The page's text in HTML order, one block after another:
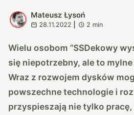
M
Mateusz Łysoń
28.11.2022 2 min
Wielu osobom “SSDekowy
się niepotrzebny, ale to
Wraz z rozwojem dysków
powszechne technologie i
przyspieszają nie tylko pracę,